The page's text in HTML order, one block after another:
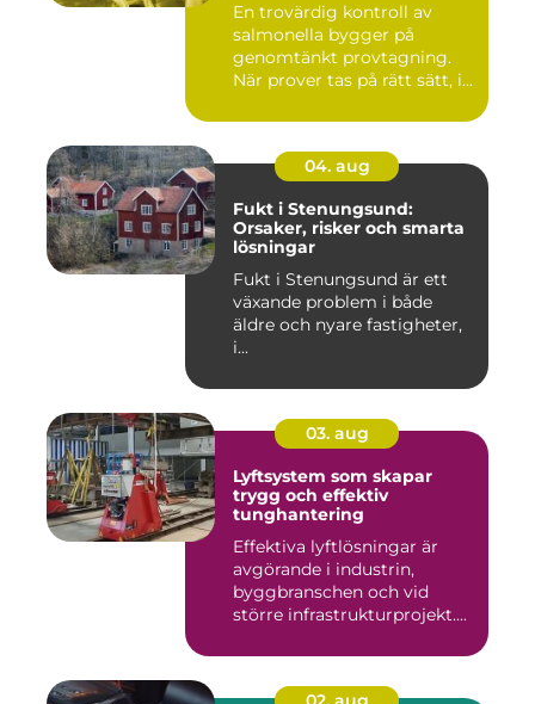
En trovärdig kontroll av
salmonella bygger på
genomtänkt provtagning.
När prover tas på rätt sätt, i...
04. aug
Fukt i Stenungsund:
Orsaker, risker och smarta
lösningar
Fukt i Stenungsund är ett
växande problem i både
äldre och nyare fastigheter,
i...
03. aug
Lyftsystem som skapar
trygg och effektiv
tunghantering
Effektiva lyftlösningar är
avgörande i industrin,
byggbranschen och vid
större infrastrukturprojekt....